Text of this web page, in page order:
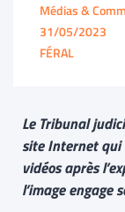
Médias &
31/05/2023
FÉRAL
Le Tribunal
site Internet
vidéos après
l’image engage